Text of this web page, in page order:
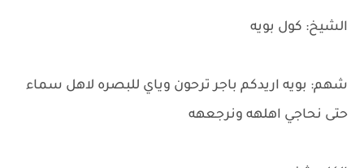
الشيخ: كول بويه
شهم: بويه اريدكم باجر ترحون وياي للبصره لاهل سماء
حتى نحاجي اهلهه ونرجعهه